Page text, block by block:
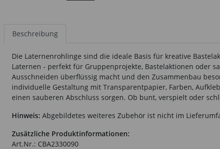
Beschreibung
Die Laternenrohlinge sind die ideale Basis für kreative
Laternen - perfekt für Gruppenprojekte, Bastelaktionen oder
Ausschneiden überflüssig macht und den Zusammenbau
individuelle Gestaltung mit Transparentpapier, Farben,
einen sauberen Abschluss sorgen. Ob bunt, verspielt oder
Hinweis: Abgebildetes weiteres Zubehör ist nicht im
Zusätzliche Produktinformationen:
Art.Nr.: CBA2330090